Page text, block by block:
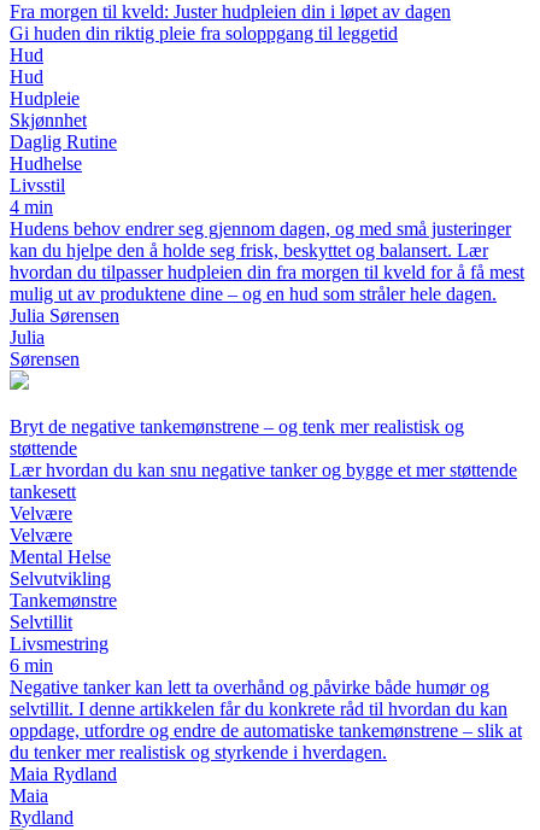
Fra morgen til kveld: Juster hudpleien din i løpet av dagen
Gi huden din riktig pleie fra soloppgang til leggetid
Hud
Hud
Hudpleie
Skjønnhet
Daglig Rutine
Hudhelse
Livsstil
4 min
Hudens behov endrer seg gjennom dagen, og med små justeringer
kan du hjelpe den å holde seg frisk, beskyttet og balansert. Lær
hvordan du tilpasser hudpleien din fra morgen til kveld for å få mest
mulig ut av produktene dine – og en hud som stråler hele dagen.
Julia Sørensen
Julia
Sørensen
Bryt de negative tankemønstrene – og tenk mer realistisk og
støttende
Lær hvordan du kan snu negative tanker og bygge et mer støttende
tankesett
Velvære
Velvære
Mental Helse
Selvutvikling
Tankemønstre
Selvtillit
Livsmestring
6 min
Negative tanker kan lett ta overhånd og påvirke både humør og
selvtillit. I denne artikkelen får du konkrete råd til hvordan du kan
oppdage, utfordre og endre de automatiske tankemønstrene – slik at
du tenker mer realistisk og styrkende i hverdagen.
Maia Rydland
Maia
Rydland